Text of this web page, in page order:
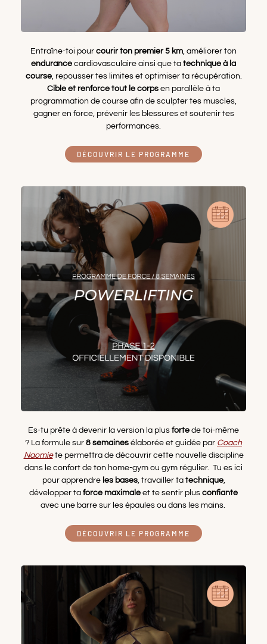
Entraîne-toi pour courir ton premier 5 km, améliorer ton
endurance cardiovasculaire ainsi que ta technique à la
course, repousser tes limites et optimiser ta récupération.
Cible et renforce tout le corps en parallèle à ta
programmation de course afin de sculpter tes muscles,
gagner en force, prévenir les blessures et soutenir tes
performances.
DÉCOUVRIR LE PROGRAMME
Es-tu prête à devenir la version la plus forte de toi-même
? La formule sur 8 semaines élaborée et guidée par Coach
Naomiete permettra de découvrir cette nouvelle discipline
dans le confort de ton home-gym ou gym régulier. Tu es ici
pour apprendreles bases, travailler ta technique,
développer ta force maximale et te sentir plus confiante
avec une barre sur les épaules ou dans les mains.
DÉCOUVRIR LE PROGRAMME